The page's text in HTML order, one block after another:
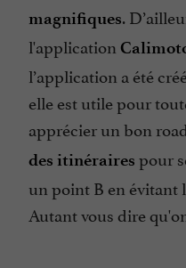
magnifiques.
l'application Calimo
l’application a été
elle est utile pour
apprécier un bon
des itinéraires pour
un point B en évitant
Autant vous dire